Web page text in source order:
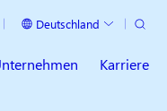
Aktuelles Land
Deutschland Suche
Karriere